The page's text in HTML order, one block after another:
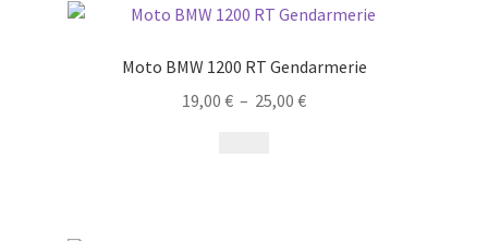
Moto BMW 1200 RT Gendarmerie
19,00 € – 25,00 €